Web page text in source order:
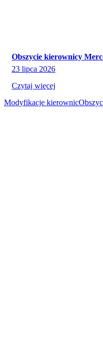
Obszycie kierownicy
23 lipca 2026
Czytaj więcej
Modyfikacje kierownic